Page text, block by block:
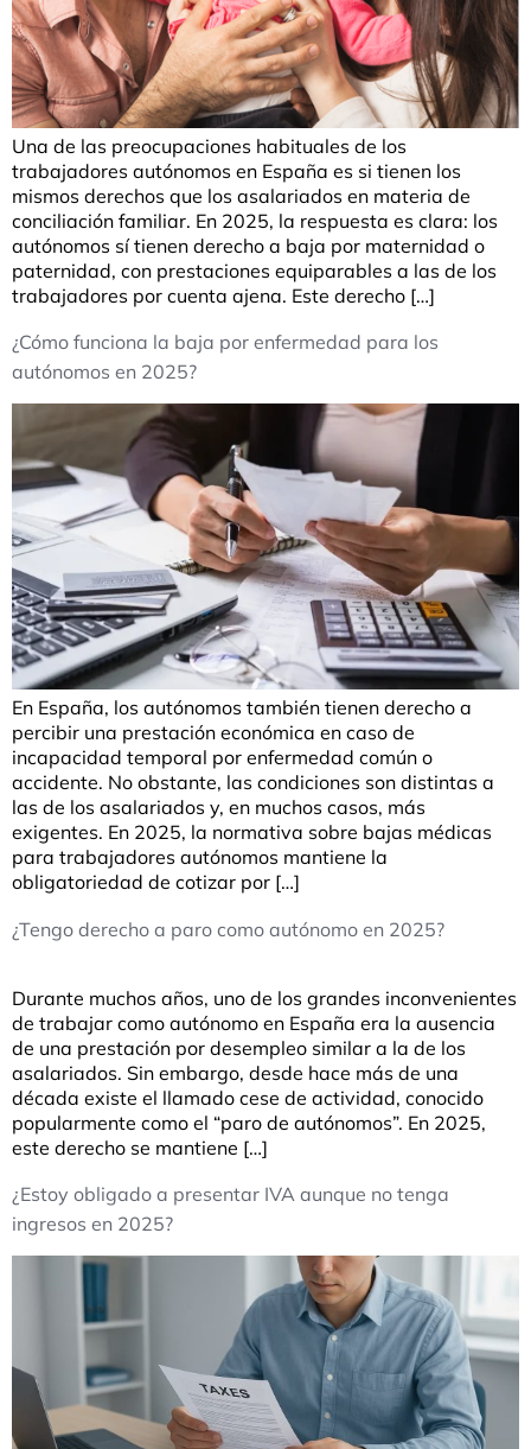
Una de las preocupaciones habituales de los
trabajadores autónomos en España es si tienen los
mismos derechos que los asalariados en materia de
conciliación familiar. En 2025, la respuesta es clara: los
autónomos sí tienen derecho a baja por maternidad o
paternidad, con prestaciones equiparables a las de los
trabajadores por cuenta ajena. Este derecho […]
¿Cómo funciona la baja por enfermedad para los
autónomos en 2025?
En España, los autónomos también tienen derecho a
percibir una prestación económica en caso de
incapacidad temporal por enfermedad común o
accidente. No obstante, las condiciones son distintas a
las de los asalariados y, en muchos casos, más
exigentes. En 2025, la normativa sobre bajas médicas
para trabajadores autónomos mantiene la
obligatoriedad de cotizar por […]
¿Tengo derecho a paro como autónomo en 2025?
Durante muchos años, uno de los grandes inconvenientes
de trabajar como autónomo en España era la ausencia
de una prestación por desempleo similar a la de los
asalariados. Sin embargo, desde hace más de una
década existe el llamado cese de actividad, conocido
popularmente como el “paro de autónomos”. En 2025,
este derecho se mantiene […]
¿Estoy obligado a presentar IVA aunque no tenga
ingresos en 2025?